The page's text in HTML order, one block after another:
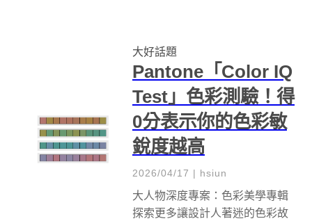
大好話題
Pantone「Color IQ
Test」色彩測驗！得
0分表示你的色彩敏
銳度越高
2026/04/17 | hsiun
大人物深度專案：色彩美學專輯
探索更多讓設計人著迷的色彩故